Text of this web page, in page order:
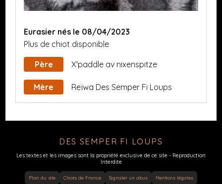
Eurasier nés le 08/04/2023
Plus de chiot disponible
Père X'paddle av nixenspitze
Mère Reïwa Des Semper Fi Loups
DES SEMPER FI LOUPS
Les textes et les images sont la propriété exclusive de ce site - Reproduction
Interdite
Plan du site Chiots de France Signaler un abus Mentions légales